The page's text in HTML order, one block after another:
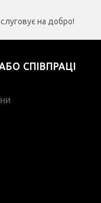
на добро!
СПІВПРАЦІ